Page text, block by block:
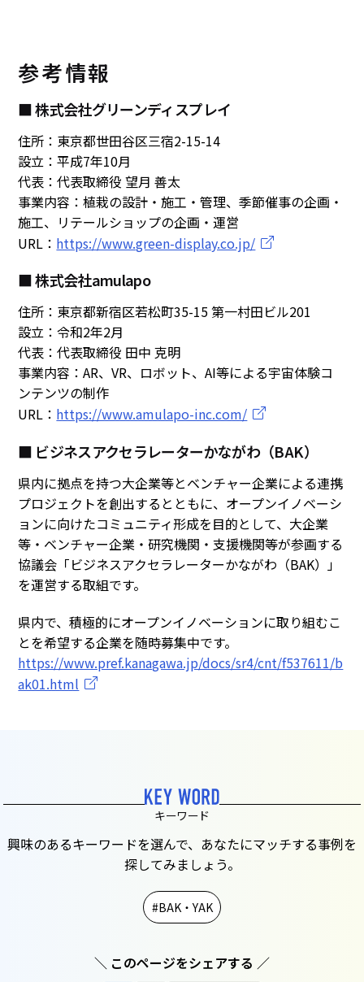
参考情報
■ 株式会社グリーンディスプレイ
住所：東京都世田谷区三宿2-15-14
設立：平成7年10月
代表：代表取締役 望月 善太
事業内容：植栽の設計・施工・管理、季節催事の企画・
施工、リテールショップの企画・運営
URL： https://www.green-display.co.jp/
■ 株式会社amulapo
住所：東京都新宿区若松町35-15 第一村田ビル201
設立：令和2年2月
代表：代表取締役 田中 克明
事業内容：AR、VR、ロボット、AI等による宇宙体験コ
ンテンツの制作
URL： https://www.amulapo-inc.com/
■ ビジネスアクセラレーターかながわ（BAK）
県内に拠点を持つ大企業等とベンチャー企業による連携
プロジェクトを創出するとともに、オープンイノベーシ
ョンに向けたコミュニティ形成を目的として、大企業
等・ベンチャー企業・研究機関・支援機関等が参画する
協議会「ビジネスアクセラレーターかながわ（BAK）」
を運営する取組です。
県内で、積極的にオープンイノベーションに取り組むこ
とを希望する企業を随時募集中です。
https://www.pref.kanagawa.jp/docs/sr4/cnt/f537611/b
ak01.html
キーワード
興味のあるキーワードを選んで、あなたにマッチする事例を
探してみましょう。
BAK・YAK
＼ このページをシェアする ／